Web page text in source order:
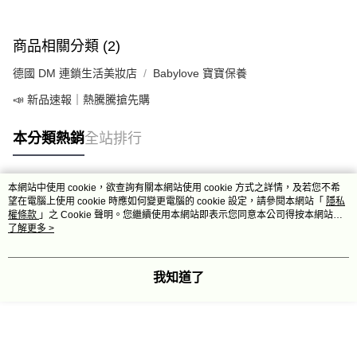
商品相關分類 (2)
德國 DM 連鎖生活美妝店 Babylove 寶寶保養
📣 新品速報｜熱騰騰搶先購
本分類熱銷全站排行
熱門標籤
本網站中使用 cookie，欲查詢有關本網站使用 cookie 方式之詳情，及若您不希
望在電腦上使用 cookie 時應如何變更電腦的 cookie 設定，請參閱本網站「 隱私
權條款 」之 Cookie 聲明。您繼續使用本網站即表示您同意本公司得按本網站使
用條款之 Cookie 聲明使用 cookie。
了解更多 >
我知道了